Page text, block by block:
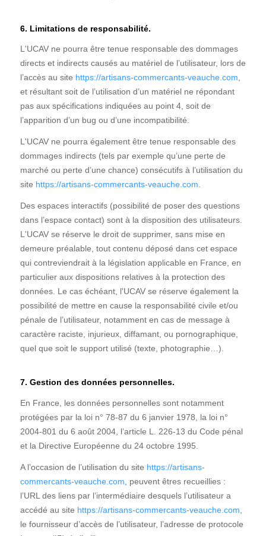
6. Limitations de responsabilité.
L'UCAV ne pourra être tenue responsable des dommages
directs et indirects causés au matériel de l’utilisateur, lors de
l’accès au site https://artisans-commercants-veauche.com,
et résultant soit de l’utilisation d’un matériel ne répondant
pas aux spécifications indiquées au point 4, soit de
l’apparition d’un bug ou d’une incompatibilité.
L'UCAV ne pourra également être tenue responsable des
dommages indirects (tels par exemple qu’une perte de
marché ou perte d’une chance) consécutifs à l’utilisation du
site https://artisans-commercants-veauche.com.
Des espaces interactifs (possibilité de poser des questions
dans l’espace contact) sont à la disposition des utilisateurs.
L'UCAV se réserve le droit de supprimer, sans mise en
demeure préalable, tout contenu déposé dans cet espace
qui contreviendrait à la législation applicable en France, en
particulier aux dispositions relatives à la protection des
données. Le cas échéant, l'UCAV se réserve également la
possibilité de mettre en cause la responsabilité civile et/ou
pénale de l’utilisateur, notamment en cas de message à
caractère raciste, injurieux, diffamant, ou pornographique,
quel que soit le support utilisé (texte, photographie…).
7. Gestion des données personnelles.
En France, les données personnelles sont notamment
protégées par la loi n° 78-87 du 6 janvier 1978, la loi n°
2004-801 du 6 août 2004, l’article L. 226-13 du Code pénal
et la Directive Européenne du 24 octobre 1995.
A l’occasion de l’utilisation du site https://artisans-
commercants-veauche.com , peuvent êtres recueillies :
l’URL des liens par l’intermédiaire desquels l’utilisateur a
accédé au site https://artisans-commercants-veauche.com
le fournisseur d’accès de l’utilisateur, l’adresse de protocole